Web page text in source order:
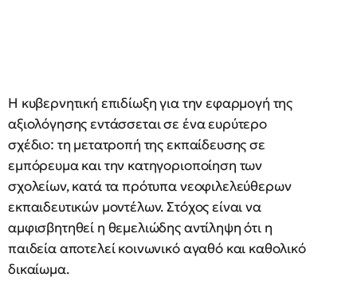
Η κυβερνητική επιδίωξη για την εφαρμογή της
αξιολόγησης εντάσσεται σε ένα ευρύτερο
σχέδιο: τη μετατροπή της εκπαίδευσης σε
εμπόρευμα και την κατηγοριοποίηση των
σχολείων, κατά τα πρότυπα νεοφιλελεύθερων
εκπαιδευτικών μοντέλων. Στόχος είναι να
αμφισβητηθεί η θεμελιώδης αντίληψη ότι η
παιδεία αποτελεί κοινωνικό αγαθό και καθολικό
δικαίωμα.